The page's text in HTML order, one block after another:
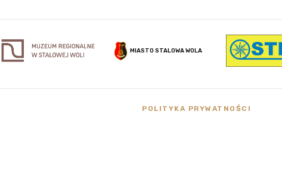
MIASTO STALOWA WOLA
POLITYKA PRYWATNOŚCI